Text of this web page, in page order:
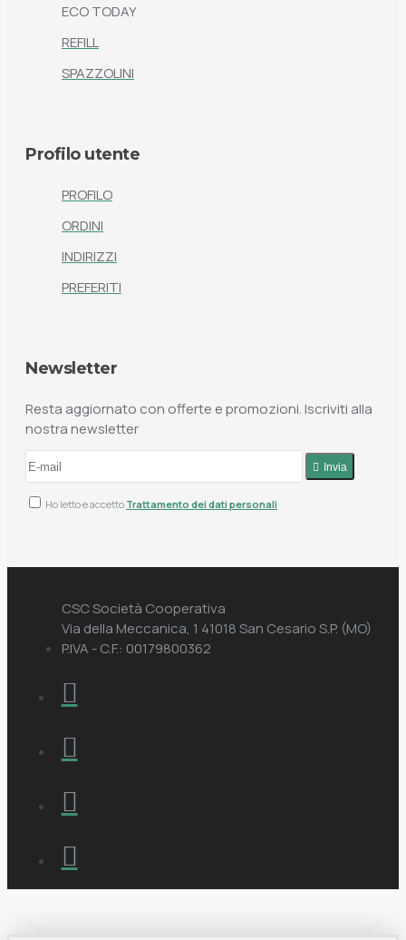
ECO TODAY
REFILL
SPAZZOLINI
Profilo utente
PROFILO
ORDINI
INDIRIZZI
PREFERITI
Newsletter
Resta aggiornato con offerte e promozioni. Iscriviti alla
nostra newsletter
Invia
Ho letto e accetto Trattamento dei dati personali
CSC Società Cooperativa
Via della Meccanica, 1 41018 San Cesario S.P. (MO)
P.IVA - C.F.: 00179800362